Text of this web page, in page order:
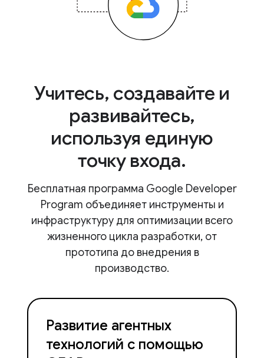
Учитесь, создавайте и
развивайтесь,
используя единую
точку входа.
Бесплатная программа Google Developer
Program объединяет инструменты и
инфраструктуру для оптимизации всего
жизненного цикла разработки, от
прототипа до внедрения в
производство.
Развитие агентных
технологий с помощью